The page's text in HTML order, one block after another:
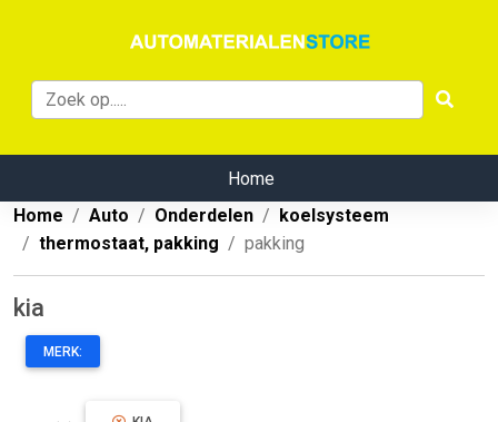
Home
Home
Auto Onderdelen
koelsysteem
thermostaat, pakking
pakking
kia
MERK: